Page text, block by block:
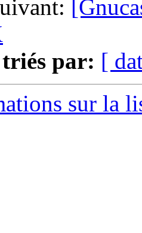
triés par: [
sur la